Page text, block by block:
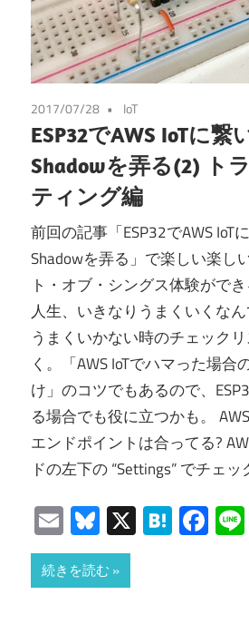
2017/07/28 IoT
ESP32でAWS IoTに繋
Shadowを弄る(2) ト
ティング編
前回の記事「ESP32でAWS IoT
Shadowを弄る」で楽しい楽し
ト・オブ・シングス体験ができ
人生、いきなりうまくいくなん
うまくいかない時のチェック
く。「AWS IoTでハマった場合
け」のコツでもあるので、
る場合でも役に立つかも。
エンドポイントは合ってる?
ドの左下の “Settings” でチェッ
EmailBluesky
X
続きを読む